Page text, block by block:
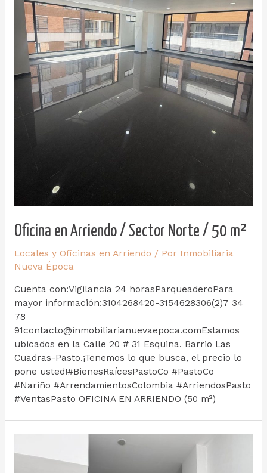
Oficina en Arriendo / Sector Norte / 50 m²
Locales y Oficinas en Arriendo / Por Inmobiliaria
Nueva Época
Cuenta con:Vigilancia 24 horasParqueaderoPara
mayor información:3104268420-3154628306(2)7 34
78
91contacto@inmobiliarianuevaepoca.comEstamos
ubicados en la Calle 20 # 31 Esquina. Barrio Las
Cuadras-Pasto.¡Tenemos lo que busca, el precio lo
pone usted!#BienesRaícesPastoCo #PastoCo
#Nariño #ArrendamientosColombia #ArriendosPasto
#VentasPasto OFICINA EN ARRIENDO (50 m²)